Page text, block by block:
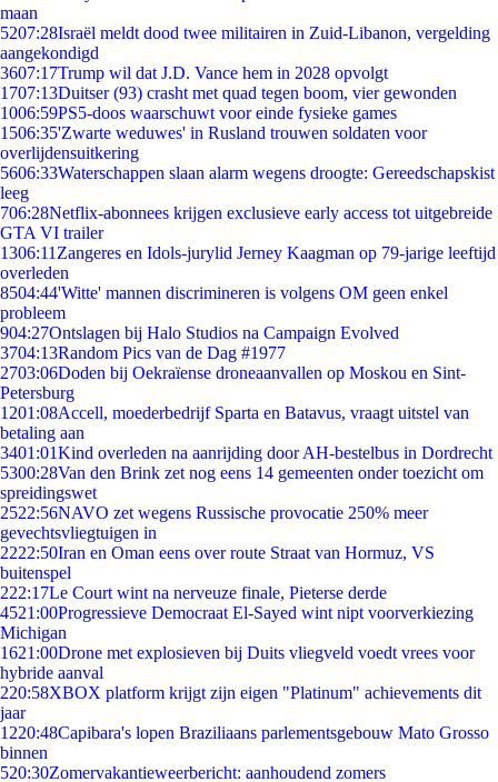
maan
5207:28Israël meldt dood twee militairen in Zuid-Libanon, vergelding
aangekondigd
3607:17Trump wil dat J.D. Vance hem in 2028 opvolgt
1707:13Duitser (93) crasht met quad tegen boom, vier gewonden
1006:59PS5-doos waarschuwt voor einde fysieke games
1506:35'Zwarte weduwes' in Rusland trouwen soldaten voor
overlijdensuitkering
5606:33Waterschappen slaan alarm wegens droogte: Gereedschapskist
leeg
706:28Netflix-abonnees krijgen exclusieve early access tot uitgebreide
GTA VI trailer
1306:11 Zangeres en Idols-jurylid Jerney Kaagman op 79-jarige leeftijd
overleden
8504:44'Witte' mannen discrimineren is volgens OM geen enkel
probleem
904:27Ontslagen bij Halo Studios na Campaign Evolved
3704:13Random Pics van de Dag #1977
2703:06Doden bij Oekraïense droneaanvallen op Moskou en Sint-
Petersburg
1201:08Accell, moederbedrijf Sparta en Batavus, vraagt uitstel van
betaling aan
3401:01Kind overleden na aanrijding door AH-bestelbus in Dordrecht
5300:28Van den Brink zet nog eens 14 gemeenten onder toezicht om
spreidingswet
2522:56NAVO zet wegens Russische provocatie 250% meer
gevechtsvliegtuigen in
2222:50Iran en Oman eens over route Straat van Hormuz, VS
buitenspel
222:17Le Court wint na nerveuze finale, Pieterse derde
4521:00Progressieve Democraat El-Sayed wint nipt voorverkiezing
Michigan
1621:00Drone met explosieven bij Duits vliegveld voedt vrees voor
hybride aanval
220:58XBOX platform krijgt zijn eigen "Platinum" achievements dit
jaar
1220:48Capibara's lopen Braziliaans parlementsgebouw Mato Grosso
binnen
520:30Zomervakantieweerbericht: aanhoudend zomers